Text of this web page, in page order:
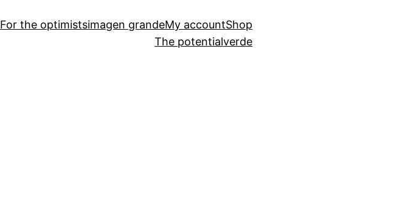
For the optimistsimagen grandeMy accountShop
The potentialverde